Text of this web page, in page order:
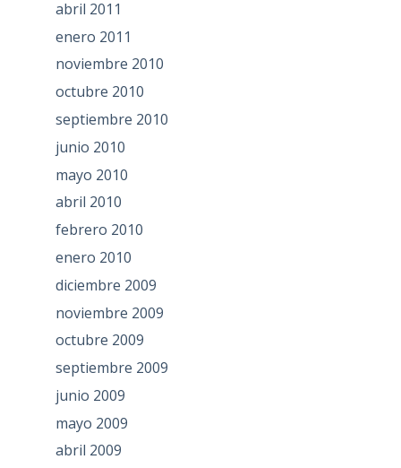
abril 2011
enero 2011
noviembre 2010
octubre 2010
septiembre 2010
junio 2010
mayo 2010
abril 2010
febrero 2010
enero 2010
diciembre 2009
noviembre 2009
octubre 2009
septiembre 2009
junio 2009
mayo 2009
abril 2009